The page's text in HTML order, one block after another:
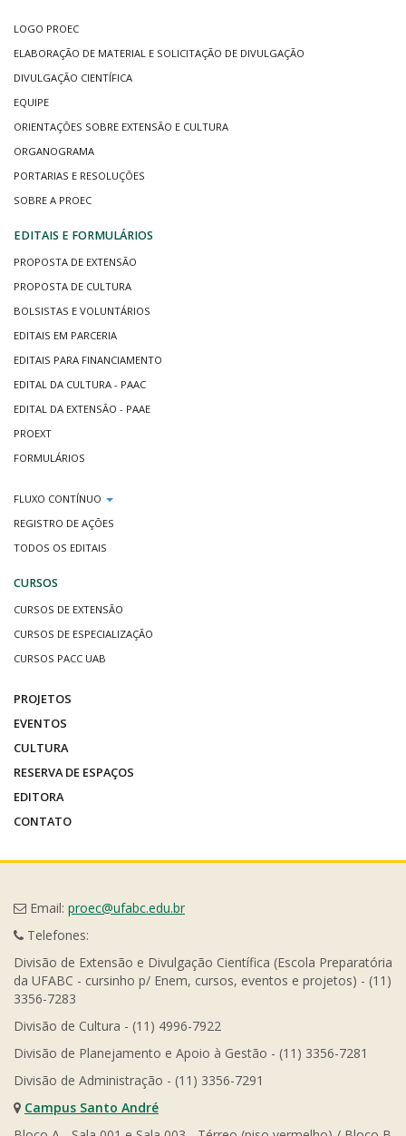
LOGO PROEC
ELABORAÇÃO DE MATERIAL E SOLICITAÇÃO DE DIVULGAÇÃO
DIVULGAÇÃO CIENTÍFICA
EQUIPE
ORIENTAÇÕES SOBRE EXTENSÃO E CULTURA
ORGANOGRAMA
PORTARIAS E RESOLUÇÕES
SOBRE A PROEC
EDITAIS E FORMULÁRIOS
PROPOSTA DE EXTENSÃO
PROPOSTA DE CULTURA
BOLSISTAS E VOLUNTÁRIOS
EDITAIS EM PARCERIA
EDITAIS PARA FINANCIAMENTO
EDITAL DA CULTURA - PAAC
EDITAL DA EXTENSÃO - PAAE
PROEXT
FORMULÁRIOS
FLUXO CONTÍNUO
REGISTRO DE AÇÕES
TODOS OS EDITAIS
CURSOS
CURSOS DE EXTENSÃO
CURSOS DE ESPECIALIZAÇÃO
CURSOS PACC UAB
PROJETOS
EVENTOS
CULTURA
RESERVA DE ESPAÇOS
EDITORA
CONTATO
Email: proec@ufabc.edu.br
Telefones:
Divisão de Extensão e Divulgação Científica (Escola Preparatória
da UFABC - cursinho p/ Enem, cursos, eventos e projetos) - (11)
3356-7283
Divisão de Cultura - (11) 4996-7922
Divisão de Planejamento e Apoio à Gestão - (11) 3356-7281
Divisão de Administração - (11) 3356-7291
Campus Santo André